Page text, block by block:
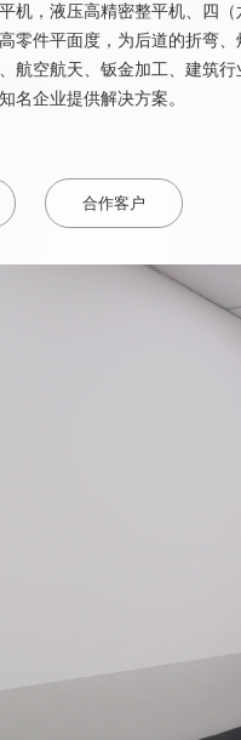
机，液压高精密整平机、四
零件平面度，为后道的折弯
航空航天、钣金加工、建筑
名企业提供解决方案。
合作客户